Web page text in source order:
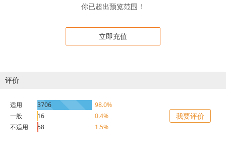
你已超出预览范围！
立即充值
评价
适用 3706
98.0%
一般
16
0.4%
不适用
58 1.5%
我要评价